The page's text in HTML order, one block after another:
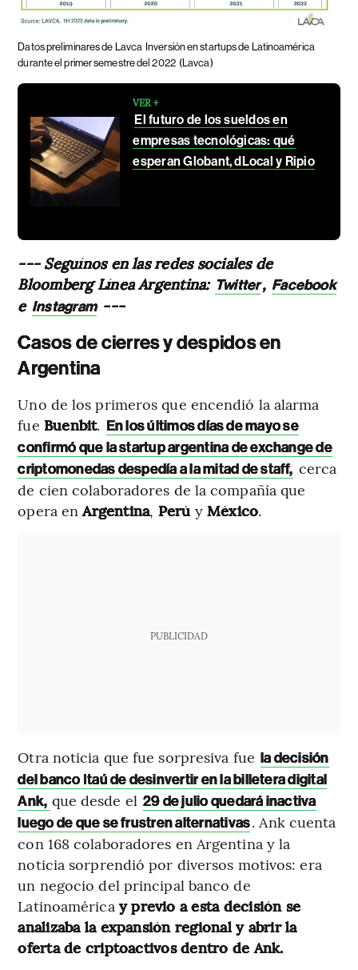
Datos preliminares de Lavca Inversión en startups de Latinoamérica
durante el primer semestre del 2022 (Lavca)
VER +
El futuro de los sueldos en
empresas tecnológicas: qué
esperan Globant, dLocal y Ripio
--- Seguínos en las redes sociales de
Bloomberg Línea Argentina: Twitter, Facebook
e Instagram ---
Casos de cierres y despidos en
Argentina
Uno de los primeros que encendió la alarma
fue Buenbit. En los últimos días de mayo se
confirmó que la startup argentina de exchange de
criptomonedas despedía a la mitad de staff, cerca
de cien colaboradores de la compañía que
opera enArgentina, Perú y México.
PUBLICIDAD
Otra noticia que fue sorpresiva fue la decisión
del banco Itaú de desinvertir en la billetera digital
Ank, que desde el 29 de julio quedará inactiva
luego de que se frustren alternativas. Ank cuenta
con 168 colaboradores en Argentina y la
noticia sorprendió por diversos motivos: era
un negocio del principal banco de
Latinoamérica y previo a esta decisión se
analizaba la expansión regional y abrir la
oferta de criptoactivos dentro de Ank.